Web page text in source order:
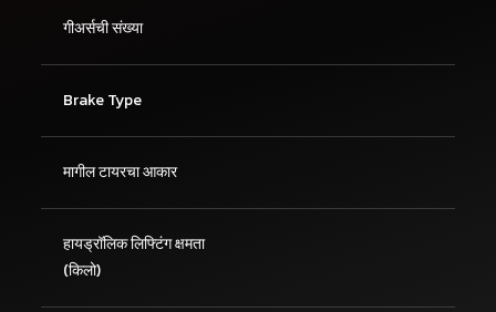
गीअर्सची संख्या
Brake Type
मागील टायरचा आकार
हायड्रॉलिक लिफ्टिंग क्षमता
(किलो)